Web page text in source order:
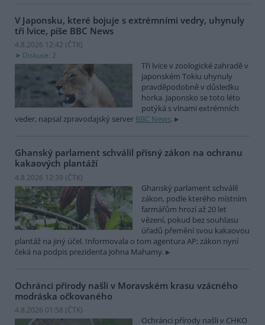
V Japonsku, které bojuje s extrémními vedry, uhynuly
tři lvice, píše BBC News
4.8.2026 12:42 (ČTK)
Diskuse: 2
Tři lvice v zoologické zahradě v
japonském Tokiu uhynuly
pravděpodobně v důsledku
horka. Japonsko se toto léto
potýká s vlnami extrémních
veder, napsal zpravodajský server BBC News.
Ghanský parlament schválil přísný zákon na ochranu
kakaových plantáží
4.8.2026 12:39 (ČTK)
Ghanský parlament schválil
zákon, podle kterého místním
farmářům hrozí až 20 let
vězení, pokud bez souhlasu
úřadů přemění svou kakaovou
plantáž na jiný účel. Informovala o tom agentura AP; zákon nyní
čeká na podpis prezidenta Johna Mahamy.
Ochránci přírody našli v Moravském krasu vzácného
modráska očkovaného
4.8.2026 01:58 (ČTK)
Ochránci přírody našli v CHKO